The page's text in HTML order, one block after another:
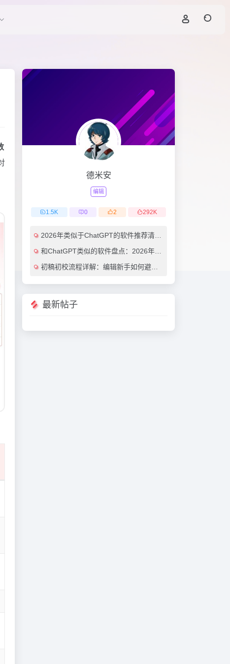
德米安
编辑
1.5K 0 2 292K
2026年类似于ChatGPT的软件推荐清单：7款效率翻倍的AI对话工具（免费与付费对比）
和ChatGPT类似的软件盘点：2026年最值得尝试的7大AI对话工具推荐
初稿初校流程详解：编辑新手如何避免常见错误（附实用AI工具推荐）
最新帖子